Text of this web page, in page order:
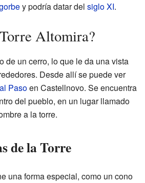
y podría datar del siglo XI.
Altomira?
de un cerro, lo que le da una vista
Desde allí se puede ver
Pasoen Castellnovo. Se encuentra
del pueblo, en un lugar llamado
a la torre.
de la Torre
una forma especial, como un cono